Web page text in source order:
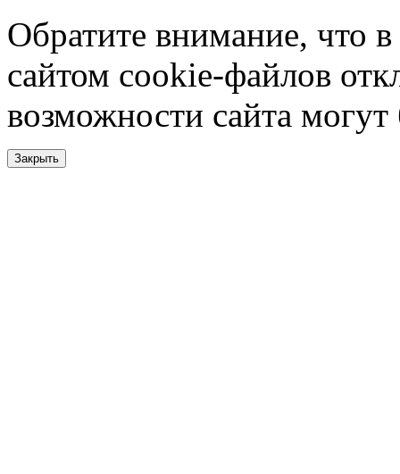
Обратите внимание, что в
сайтом cookie-файлов
возможности сайта
Закрыть